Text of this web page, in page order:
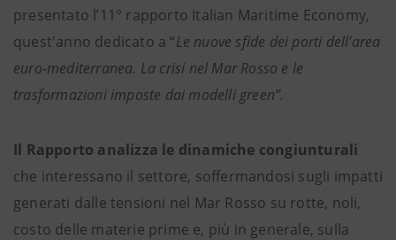
presentato l’11° rapporto Italian Maritime Economy,
quest'anno dedicato a “Le nuove sfide dei porti dell’area
euro-mediterranea. La crisi nel Mar Rosso e le
trasformazioni imposte dai modelli green”.
Il Rapporto analizza le dinamiche congiunturali
che interessano il settore, soffermandosi sugli impatti
generati dalle tensioni nel Mar Rosso su rotte, noli,
costo delle materie prime e, più in generale, sulla